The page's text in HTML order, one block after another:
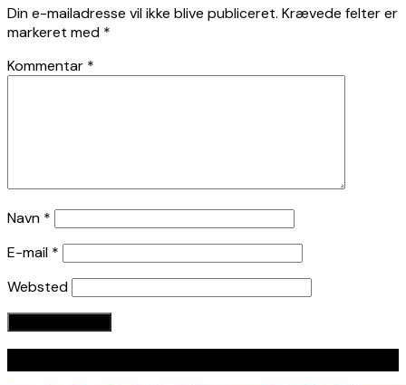
Din e-mailadresse vil ikke blive publiceret. Krævede felter er
markeret med *
Kommentar *
Navn *
E-mail *
Websted